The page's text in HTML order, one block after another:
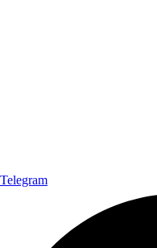
Telegram